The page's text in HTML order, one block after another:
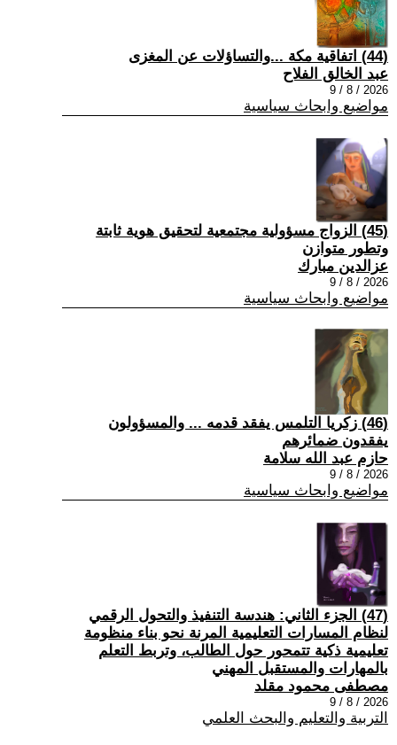
(44) اتفاقية مكة ...والتساؤلات عن المغزى
عبد الخالق الفلاح
2026 / 8 / 9
مواضيع وابحاث سياسية
(45) الزواج مسؤولية مجتمعية لتحقيق هوية ثابتة
وتطور متوازن
عزالدين مبارك
2026 / 8 / 9
مواضيع وابحاث سياسية
(46) زكريا التلمس يفقد قدمه ... والمسؤولون
يفقدون ضمائرهم
حازم عبد الله سلامة
2026 / 8 / 9
مواضيع وابحاث سياسية
(47) الجزء الثاني: هندسة التنفيذ والتحول الرقمي
لنظام المسارات التعليمية المرنة نحو بناء منظومة
تعليمية ذكية تتمحور حول الطالب، وتربط التعلم
بالمهارات والمستقبل المهني
مصطفى محمود مقلد
2026 / 8 / 9
التربية والتعليم والبحث العلمي